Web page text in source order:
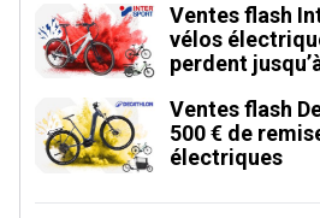
Ventes flash
vélos
perdent
Ventes flash
500 € de
électriques